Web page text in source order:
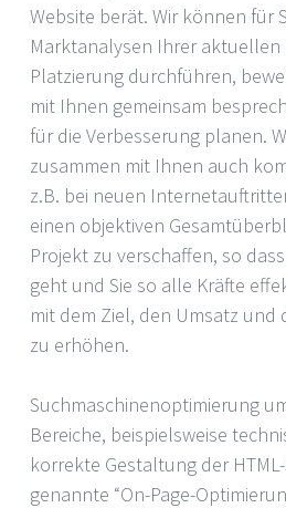
Website berät. Wir können für
Marktanalysen Ihrer aktuellen
Platzierung durchführen,
mit Ihnen gemeinsam
für die Verbesserung planen.
zusammen mit Ihnen auch
z.B. bei neuen
einen objektiven
Projekt zu verschaffen, so
geht und Sie so alle Kräfte
mit dem Ziel, den Umsatz und
zu erhöhen.
Suchmaschinenoptimierung
Bereiche, beispielsweise
korrekte Gestaltung der
genannte “On-Page-